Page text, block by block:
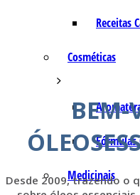
Receitas
Cosméticas
Fórmulas
Medicinais
BEM-
Desde 2009, trazendo o